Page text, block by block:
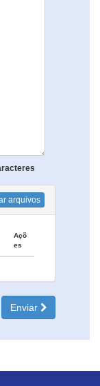
arquivos
Açõ
es
Enviar